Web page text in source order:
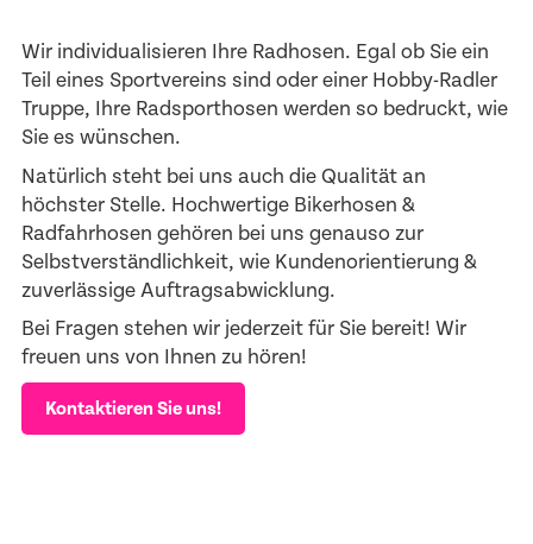
Wir individualisieren Ihre Radhosen. Egal ob Sie ein
Teil eines Sportvereins sind oder einer Hobby-Radler
Truppe, Ihre Radsporthosen werden so bedruckt, wie
Sie es wünschen.
Natürlich steht bei uns auch die Qualität an
höchster Stelle. Hochwertige Bikerhosen &
Radfahrhosen gehören bei uns genauso zur
Selbstverständlichkeit, wie Kundenorientierung &
zuverlässige Auftragsabwicklung.
Bei Fragen stehen wir jederzeit für Sie bereit! Wir
freuen uns von Ihnen zu hören!
Kontaktieren Sie uns!